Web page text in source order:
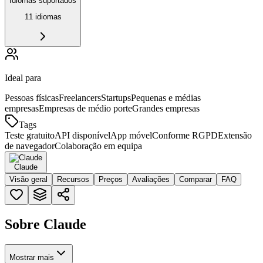
11 idiomas
Ideal para
Pessoas físicasFreelancersStartupsPequenas e médias
empresasEmpresas de médio porteGrandes empresas
Tags
Teste gratuitoAPI disponívelApp móvelConforme RGPDExtensão
de navegadorColaboração em equipa
Claude
Visão geral
Recursos Preços Avaliações Comparar FAQ
Sobre Claude
Mostrar mais